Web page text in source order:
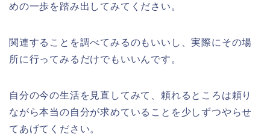
めの一歩を踏み出してみてください。
関連することを調べてみるのもいいし、実際にその場
所に行ってみるだけでもいいんです。
自分の今の生活を見直してみて、頼れるところは頼り
ながら本当の自分が求めていることを少しずつやらせ
てあげてください。